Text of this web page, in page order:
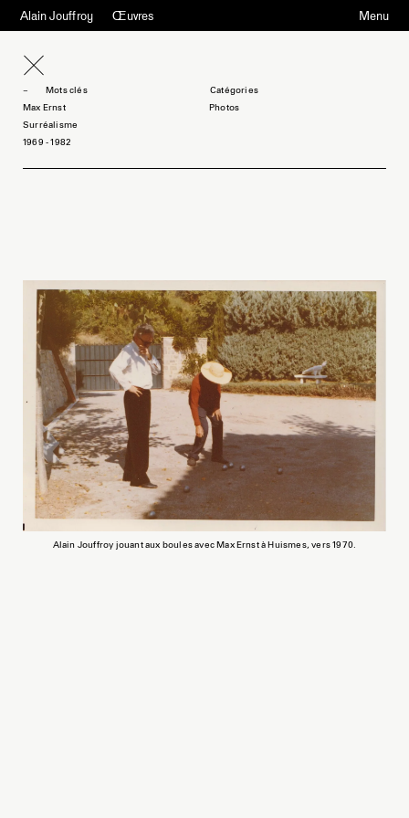
Alain Jouffroy Œuvres Menu
Mots clés
Max Ernst
Surréalisme
1969 - 1982
Photos
Alain Jouffroy jouant aux boules avec Max Ernst à Huismes, vers 1970.